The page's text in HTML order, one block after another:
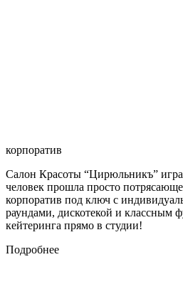
корпоратив
Салон Красоты “Цирюльникъ” игра
человек прошла просто
корпоратив под ключ с
раундами, дискотекой и классным
кейтеринга прямо в студии!
Подробнее